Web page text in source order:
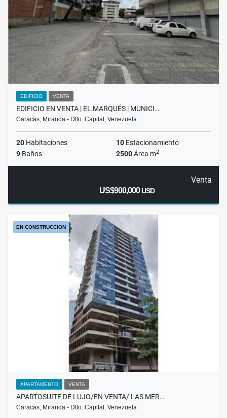
EDIFICIO VENTA
EDIFICIO EN VENTA | EL MARQUÉS | MUNICI…
Caracas, Miranda - Dtto. Capital, Venezuela
20 Habitaciones 10 Estacionamiento
9 Baños 2500Área m2
Venta
US$900,000USD
EN CONSTRUCCION
APARTAMENTO VENTA
APARTOSUITE DE LUJO/EN VENTA/ LAS MER…
Caracas, Miranda - Dtto. Capital, Venezuela